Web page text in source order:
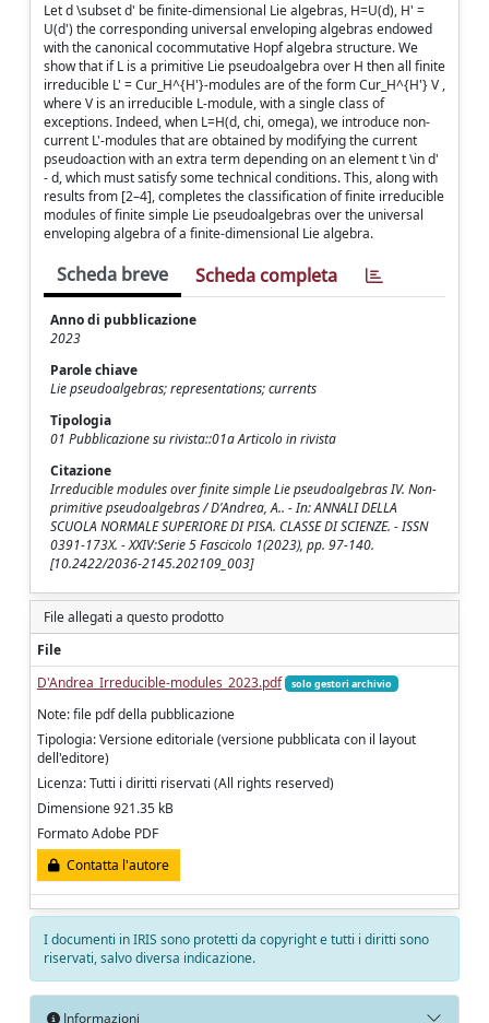
Let d \subset d' be finite-dimensional Lie algebras, H=U(d), H' =
U(d') the corresponding universal enveloping algebras endowed
with the canonical cocommutative Hopf algebra structure. We
show that if L is a primitive Lie pseudoalgebra over H then all finite
irreducible L' = Cur_H^{H'}-modules are of the form Cur_H^{H'} V ,
where V is an irreducible L-module, with a single class of
exceptions. Indeed, when L=H(d, chi, omega), we introduce non-
current L'-modules that are obtained by modifying the current
pseudoaction with an extra term depending on an element t \in d'
- d, which must satisfy some technical conditions. This, along with
results from [2–4], completes the classification of finite irreducible
modules of finite simple Lie pseudoalgebras over the universal
enveloping algebra of a finite-dimensional Lie algebra.
Scheda breve Scheda completa
Anno di pubblicazione
2023
Parole chiave
Lie pseudoalgebras; representations; currents
Tipologia
01 Pubblicazione su rivista::01a Articolo in rivista
Citazione
Irreducible modules over finite simple Lie pseudoalgebras IV. Non-
primitive pseudoalgebras / D'Andrea, A.. - In: ANNALI DELLA
SCUOLA NORMALE SUPERIORE DI PISA. CLASSE DI SCIENZE. - ISSN
0391-173X. - XXIV:Serie 5 Fascicolo 1(2023), pp. 97-140.
[10.2422/2036-2145.202109_003]
File allegati a questo prodotto
File
D'Andrea_Irreducible-modules_2023.pdf
solo gestori archivio
Note: file pdf della pubblicazione
Tipologia: Versione editoriale (versione pubblicata con il layout
dell'editore)
Licenza: Tutti i diritti riservati (All rights reserved)
Dimensione 921.35 kB
Formato Adobe PDF
Contatta l'autore
I documenti in IRIS sono protetti da copyright e tutti i diritti sono
riservati, salvo diversa indicazione.
Informazioni